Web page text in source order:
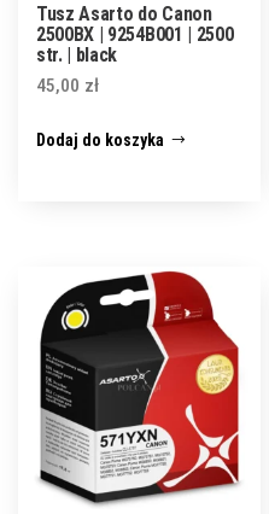
Tusz Asarto do Canon
2500BX | 9254B001 | 2500
str. | black
45,00 zł
Dodaj do koszyka